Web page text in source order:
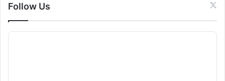
Follow Us